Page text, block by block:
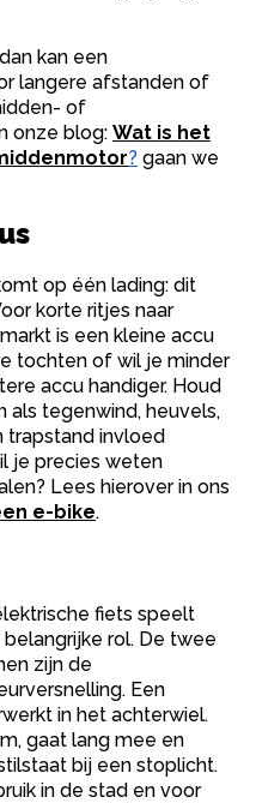
kan een
langere afstanden of
of
onze blog: Wat is het
? gaan we
op één lading: dit
korte ritjes naar
is een kleine accu
tochten of wil je minder
accu handiger. Houd
als tegenwind, heuvels,
trapstand invloed
je precies weten
Lees hierover in ons
e-bike.
fiets speelt
rol. De twee
zijn de
Een
in het achterwiel.
gaat lang mee en
bij een stoplicht.
in de stad en voor